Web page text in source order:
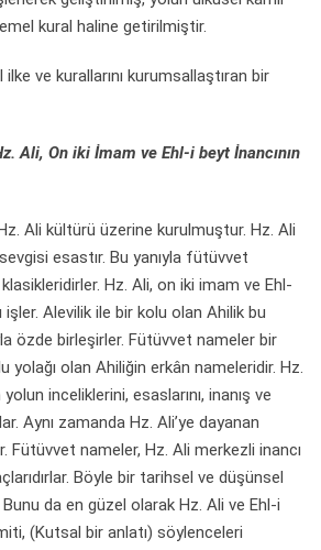
kural haline getirilmiştir.
ve kurallarını kurumsallaştıran bir
Ali, On iki İmam ve Ehl-i beyt İnancının
Ali kültürü üzerine kurulmuştur. Hz. Ali
sevgisi esastır. Bu yanıyla fütüvvet
Hz. Ali, on iki imam ve Ehl-
işler. Alevilik ile bir kolu olan Ahilik bu
özde birleşirler. Fütüvvet nameler bir
yolağı olan Ahiliğin erkân nameleridir. Hz.
inceliklerini, esaslarını, inanış ve
Aynı zamanda Hz. Ali’ye dayanan
Fütüvvet nameler, Hz. Ali merkezli inancı
Böyle bir tarihsel ve düşünsel
da en güzel olarak Hz. Ali ve Ehl-i
(Kutsal bir anlatı) söylenceleri